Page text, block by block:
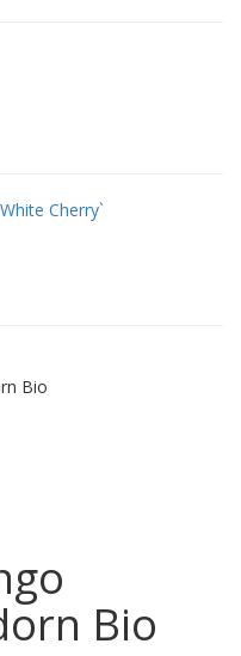
Cherry`
Bio